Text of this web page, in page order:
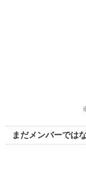
まだメンバーでは